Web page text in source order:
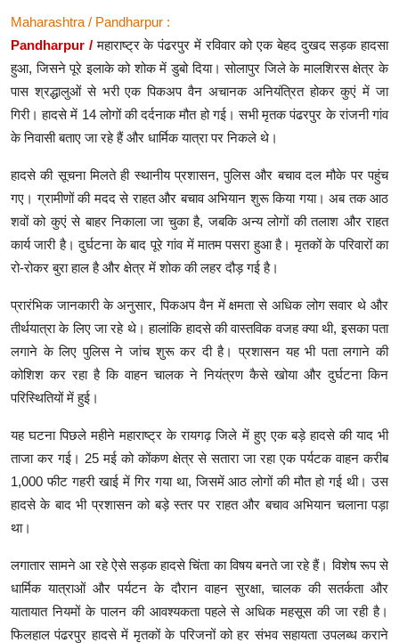
Maharashtra / Pandharpur :
Pandharpur /महाराष्ट्र के पंढरपुर में रविवार को एक बेहद दुखद सड़क हादसा
हुआ, जिसने पूरे इलाके को शोक में डुबो दिया। सोलापुर जिले के मालशिरस क्षेत्र के
पास श्रद्धालुओं से भरी एक पिकअप वैन अचानक अनियंत्रित होकर कुएं में जा
गिरी। हादसे में 14 लोगों की दर्दनाक मौत हो गई। सभी मृतक पंढरपुर के रांजनी गांव
के निवासी बताए जा रहे हैं और धार्मिक यात्रा पर निकले थे।
हादसे की सूचना मिलते ही स्थानीय प्रशासन, पुलिस और बचाव दल मौके पर पहुंच
गए। ग्रामीणों की मदद से राहत और बचाव अभियान शुरू किया गया। अब तक आठ
शवों को कुएं से बाहर निकाला जा चुका है, जबकि अन्य लोगों की तलाश और राहत
कार्य जारी है। दुर्घटना के बाद पूरे गांव में मातम पसरा हुआ है। मृतकों के परिवारों का
रो-रोकर बुरा हाल है और क्षेत्र में शोक की लहर दौड़ गई है।
प्रारंभिक जानकारी के अनुसार, पिकअप वैन में क्षमता से अधिक लोग सवार थे और
तीर्थयात्रा के लिए जा रहे थे। हालांकि हादसे की वास्तविक वजह क्या थी, इसका पता
लगाने के लिए पुलिस ने जांच शुरू कर दी है। प्रशासन यह भी पता लगाने की
कोशिश कर रहा है कि वाहन चालक ने नियंत्रण कैसे खोया और दुर्घटना किन
परिस्थितियों में हुई।
यह घटना पिछले महीने महाराष्ट्र के रायगढ़ जिले में हुए एक बड़े हादसे की याद भी
ताजा कर गई। 25 मई को कोंकण क्षेत्र से सतारा जा रहा एक पर्यटक वाहन करीब
1,000 फीट गहरी खाई में गिर गया था, जिसमें आठ लोगों की मौत हो गई थी। उस
हादसे के बाद भी प्रशासन को बड़े स्तर पर राहत और बचाव अभियान चलाना पड़ा
था।
लगातार सामने आ रहे ऐसे सड़क हादसे चिंता का विषय बनते जा रहे हैं। विशेष रूप से
धार्मिक यात्राओं और पर्यटन के दौरान वाहन सुरक्षा, चालक की सतर्कता और
यातायात नियमों के पालन की आवश्यकता पहले से अधिक महसूस की जा रही है।
फिलहाल पंढरपुर हादसे में मृतकों के परिजनों को हर संभव सहायता उपलब्ध कराने